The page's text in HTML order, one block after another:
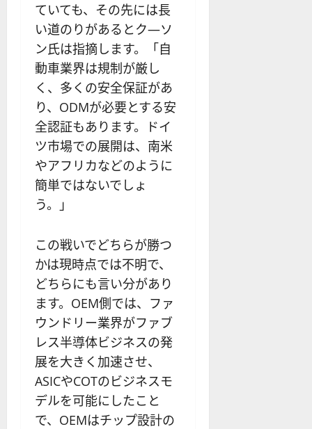
ていても、その先には長
い道のりがあるとク―ソ
ン氏は指摘します。「自
動車業界は規制が厳し
く、多くの安全保証があ
り、ODMが必要とする安
全認証もあります。ドイ
ツ市場での展開は、南米
やアフリカなどのように
簡単ではないでしょ
う。」
この戦いでどちらが勝つ
かは現時点では不明で、
どちらにも言い分があり
ます。OEM側では、ファ
ウンドリー業界がファブ
レス半導体ビジネスの発
展を大きく加速させ、
ASICやCOTのビジネスモ
デルを可能にしたこと
で、OEMはチップ設計の